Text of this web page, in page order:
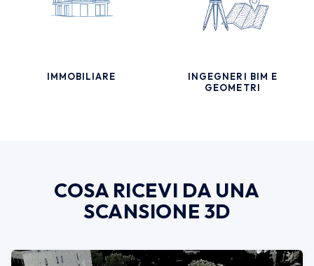
IMMOBILIARE
INGEGNERI BIM E
GEOMETRI
COSA RICEVI DA UNA
SCANSIONE 3D